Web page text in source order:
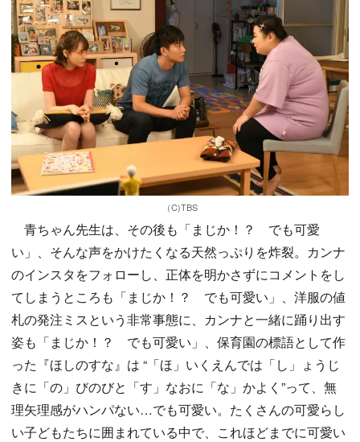
（C)TBS
青ちゃん先生は、その後も「まじか！？ でも可愛
い」、そんな声をかけたくなる天然っぷりを炸裂。カンナ
のインスタをフォローし、正体を明かさずにコメントをし
てしまうところも「まじか！？ でも可愛い」、洋服の値
札の発注ミスという非常事態に、カンナと一緒に踊り出す
姿も「まじか！？ でも可愛い」、保育園の標語として作
った『ほしのすな』は “「ほ」いくえんでは「し」ょうじ
きに「の」びのびと「す」なおに「な」かよく”って、無
理矢理感がハンパない…でも可愛い。たくさんの可愛らし
い子どもたちに囲まれている中で、これほどまでに可愛い